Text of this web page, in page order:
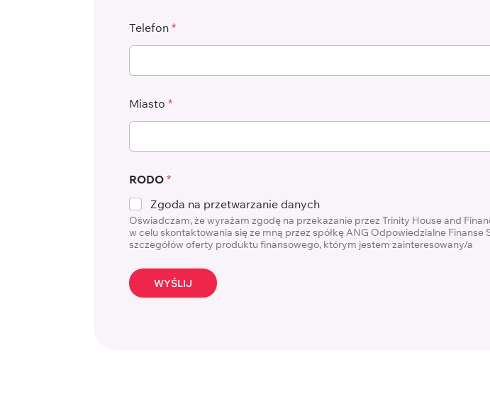
Telefon *
Miasto *
RODO *
Zgoda na przetwarzanie danych
Oświadczam, że wyrażam zgodę na przekazanie przez Trinity House and
w celu skontaktowania się ze mną przez spółkę ANG Odpowiedzialne
szczegółów oferty produktu finansowego, którym jestem zainteresowany/a
WYŚLIJ